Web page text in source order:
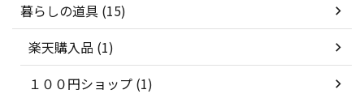
暮らしの道具 (15)
楽天購入品 (1)
１００円ショップ (1)